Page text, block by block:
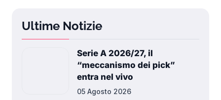
Ultime Notizie
Serie A 2026/27, il
“meccanismo dei pick”
entra nel vivo
05 Agosto 2026